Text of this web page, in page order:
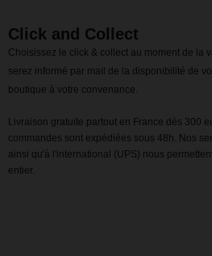
Click and Collect
Choisissez le click & collect au moment de la
serez informé par mail de la disponibilité de
boutique à votre convenance.
Livraison gratuite partout en France dès 300
commandes sont expédiées sous 48h. Nos
ainsi qu'à l'international (UPS) nous
entier.